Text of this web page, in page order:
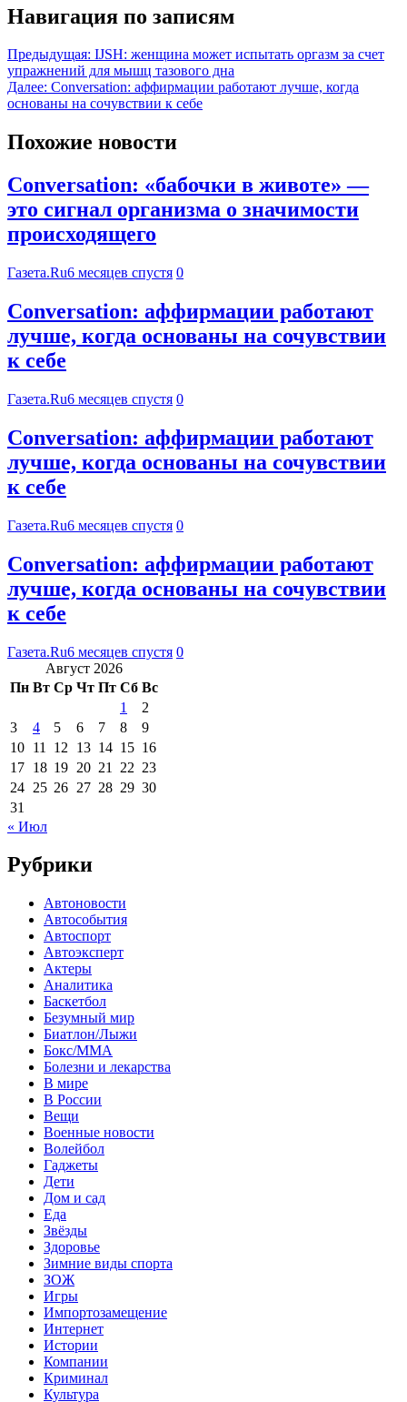
Навигация по записям
Предыдущая: IJSH: женщина может испытать оргазм за счет
упражнений для мышц тазового дна
Далее: Conversation: аффирмации работают лучше, когда
основаны на сочувствии к себе
Похожие новости
Conversation: «бабочки в животе» —
это сигнал организма о значимости
происходящего
Газета.Ru6 месяцев спустя 0
Conversation: аффирмации работают
лучше, когда основаны на сочувствии
к себе
Газета.Ru6 месяцев спустя 0
Conversation: аффирмации работают
лучше, когда основаны на сочувствии
к себе
Газета.Ru6 месяцев спустя 0
Conversation: аффирмации работают
лучше, когда основаны на сочувствии
к себе
Газета.Ru6 месяцев спустя 0
Август 2026
Пн Вт Ср Чт Пт Сб Вс
1
2
3
4 5 6 7 8
9
10 11 12 13 14 15 16
17 18 19 20 21 22 23
24 25 26 27 28 29 30
31
« Июл
Рубрики
Автоновости
Автособытия
Автоспорт
Автоэксперт
Актеры
Аналитика
Баскетбол
Безумный мир
Биатлон/Лыжи
Бокс/MMA
Болезни и лекарства
В мире
В России
Вещи
Военные новости
Волейбол
Гаджеты
Дети
Дом и сад
Еда
Звёзды
Здоровье
Зимние виды спорта
ЗОЖ
Игры
Импортозамещение
Интернет
Истории
Компании
Криминал
Культура